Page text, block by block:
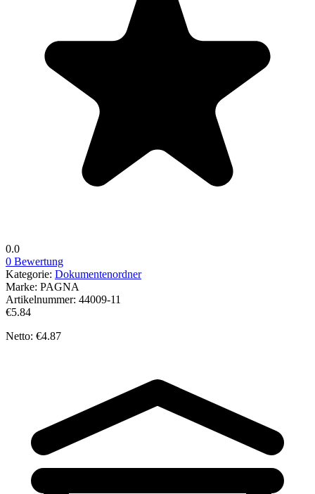
0.0
0 Bewertung
Kategorie: Dokumentenordner
Marke: PAGNA
Artikelnummer: 44009-11
€5.84
Netto: €4.87